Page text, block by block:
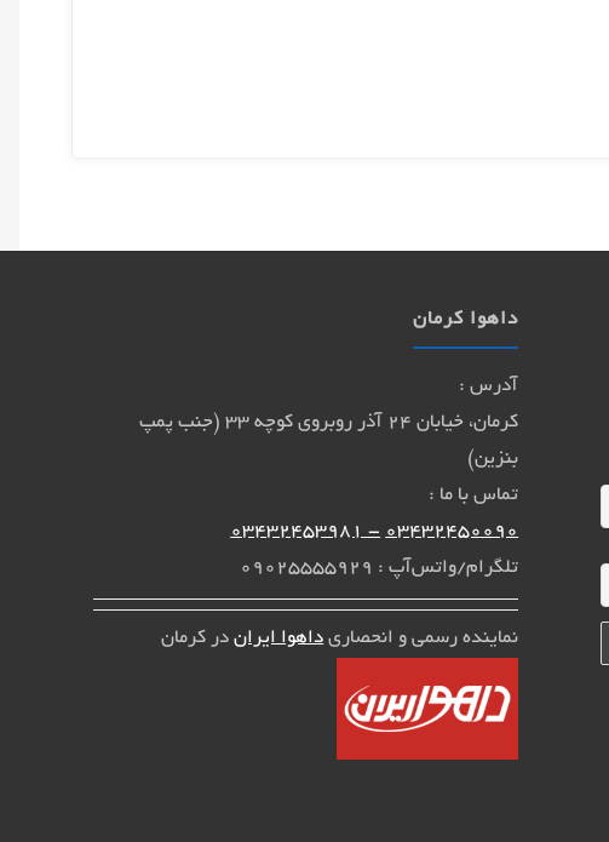
داهوا کرمان
آدرس :
کرمان، خیابان 24 آذر روبروی کوچه 33 (جنب پمپ
بنزین)
تماس با ما :
03432450090
- 03432453981
تلگرام/واتس‌آپ : 09025555929
نماینده رسمی و انحصاریداهوا ایراندر کرمان